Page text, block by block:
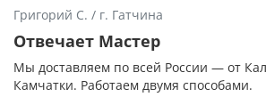
Григорий С. / г. Гатчина
Отвечает Мастер
Мы доставляем по всей России — от
Камчатки. Работаем двумя способами.